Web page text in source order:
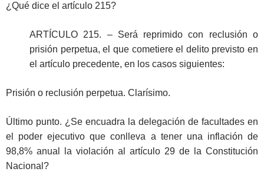
¿Qué dice el artículo 215?
ARTÍCULO 215. – Será reprimido con reclusión o
prisión perpetua, el que cometiere el delito previsto en
el artículo precedente, en los casos siguientes:
Prisión o reclusión perpetua. Clarísimo.
Último punto. ¿Se encuadra la delegación de facultades en
el poder ejecutivo que conlleva a tener una inflación de
98,8% anual la violación al artículo 29 de la Constitución
Nacional?